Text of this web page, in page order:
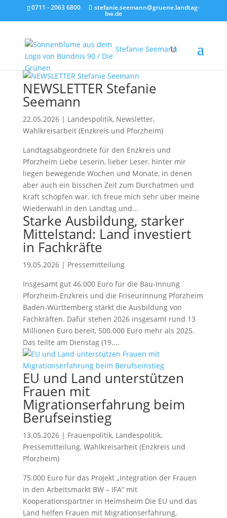
0711 - 2063 6800 stefanie.seemann@gruene.landtag-
bw.de
Stefanie Seemann
NEWSLETTER Stefanie
Seemann
22.05.2026| Landespolitik, Newsletter,
Wahlkreisarbeit (Enzkreis und Pforzheim)
Landtagsabgeordnete für den Enzkreis und
Pforzheim Liebe Leserin, lieber Leser, hinter mir
liegen bewegende Wochen und Monate, in denen
aber auch ein bisschen Zeit zum Durchatmen und
Kraft schöpfen war. Ich freue mich sehr über meine
Wiederwahl in den Landtag und...
Starke Ausbildung, starker
Mittelstand: Land investiert
in Fachkräfte
19.05.2026| Pressemitteilung
Insgesamt gut 46.000 Euro für die Bau-Innung
Pforzheim-Enzkreis und die Friseurinnung Pforzheim
Baden-Württemberg stärkt die Ausbildung von
Fachkräften. Dafür stehen 2026 insgesamt rund 13
Millionen Euro bereit, 500.000 Euro mehr als 2025.
Das teilte am Dienstag (19....
EU und Land unterstützen
Frauen mit
Migrationserfahrung beim
Berufseinstieg
13.05.2026| Frauenpolitik, Landespolitik,
Pressemitteilung, Wahlkreisarbeit (Enzkreis und
Pforzheim)
75.000 Euro für das Projekt „Integration der Frauen
in den Arbeitsmarkt BW – IFA“ mit
Kooperationspartner in Heimsheim Die EU und das
Land helfen Frauen mit Migrationserfahrung,